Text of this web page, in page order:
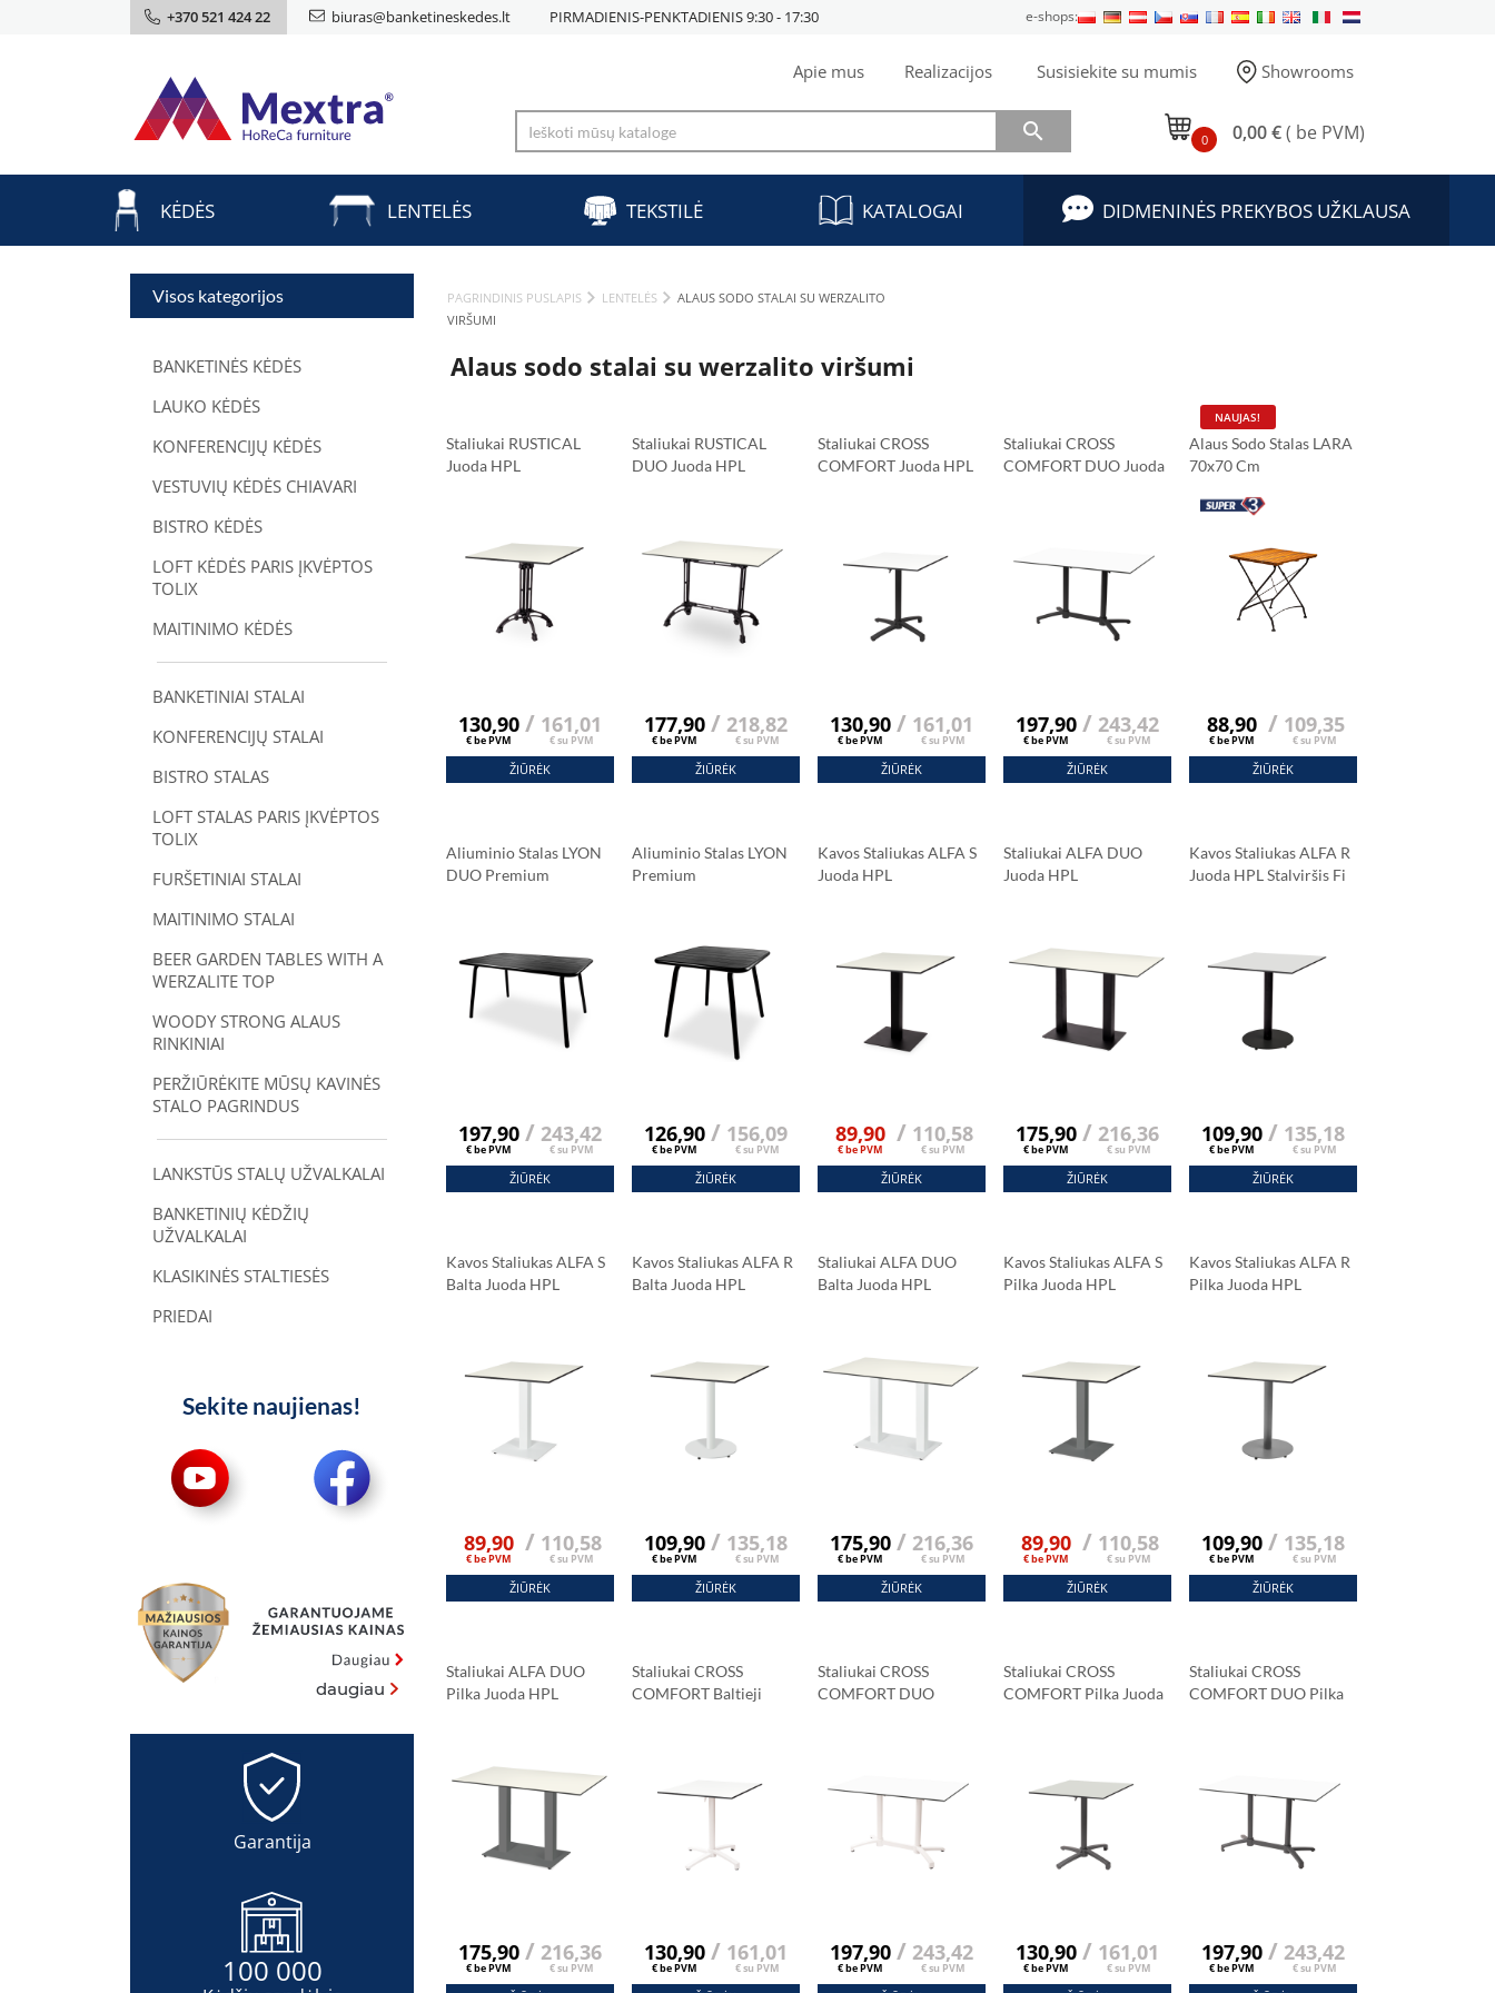
+370 521 424 22 biuras@banketineskedes.lt PIRMADIENIS-PENKTADIENIS 9:30 - 17:30 e-shops:
Apie mus Realizacijos Susisiekite su mumis Showrooms
 0 0,00 €( be PVM)
KĖDĖS LENTELĖS TEKSTILĖ KATALOGAI DIDMENINĖS PREKYBOS UŽKLAUSA
Visos kategorijos
BANKETINĖS KĖDĖS
LAUKO KĖDĖS
KONFERENCIJŲ KĖDĖS
VESTUVIŲ KĖDĖS CHIAVARI
BISTRO KĖDĖS
LOFT KĖDĖS PARIS ĮKVĖPTOS
TOLIX
MAITINIMO KĖDĖS
BANKETINIAI STALAI
KONFERENCIJŲ STALAI
BISTRO STALAS
LOFT STALAS PARIS ĮKVĖPTOS
TOLIX
FURŠETINIAI STALAI
MAITINIMO STALAI
BEER GARDEN TABLES WITH A
WERZALITE TOP
WOODY STRONG ALAUS
RINKINIAI
PERŽIŪRĖKITE MŪSŲ KAVINĖS
STALO PAGRINDUS
LANKSTŪS STALŲ UŽVALKALAI
BANKETINIŲ KĖDŽIŲ
UŽVALKALAI
KLASIKINĖS STALTIESĖS
PRIEDAI
Sekite naujienas!
daugiau
Garantija
100 000
PAGRINDINIS PUSLAPIS LENTELĖS
ALAUS SODO STALAI SU WERZALITO
VIRŠUMI
Alaus sodo stalai su werzalito viršumi
Staliukai RUSTICAL
Juoda HPL
130,90
€ be PVM
/ 161,01
€ su PVM
ŽIŪRĖK
Staliukai RUSTICAL
DUO Juoda HPL
177,90
€ be PVM
/ 218,82
€ su PVM
ŽIŪRĖK
Staliukai CROSS
COMFORT Juoda HPL
130,90
€ be PVM
/ 161,01
€ su PVM
ŽIŪRĖK
Staliukai CROSS
COMFORT DUO Juoda
197,90
€ be PVM
/ 243,42
€ su PVM
ŽIŪRĖK
Alaus Sodo Stalas LARA
70x70 Cm
NAUJAS!
88,90
€ be PVM
/ 109,35
€ su PVM
ŽIŪRĖK
Aliuminio Stalas LYON
DUO Premium
197,90
€ be PVM
/ 243,42
€ su PVM
ŽIŪRĖK
Aliuminio Stalas LYON
Premium
126,90
€ be PVM
/ 156,09
€ su PVM
ŽIŪRĖK
Kavos Staliukas ALFA S
Juoda HPL
89,90
€ be PVM
/ 110,58
€ su PVM
ŽIŪRĖK
Staliukai ALFA DUO
Juoda HPL
175,90
€ be PVM
/ 216,36
€ su PVM
ŽIŪRĖK
Kavos Staliukas ALFA R
Juoda HPL Stalviršis Fi
109,90
€ be PVM
/ 135,18
€ su PVM
ŽIŪRĖK
Kavos Staliukas ALFA S
Balta Juoda HPL
89,90
€ be PVM
/ 110,58
€ su PVM
ŽIŪRĖK
Kavos Staliukas ALFA R
Balta Juoda HPL
109,90
€ be PVM
/ 135,18
€ su PVM
ŽIŪRĖK
Staliukai ALFA DUO
Balta Juoda HPL
175,90
€ be PVM
/ 216,36
€ su PVM
ŽIŪRĖK
Kavos Staliukas ALFA S
Pilka Juoda HPL
89,90
€ be PVM
/ 110,58
€ su PVM
ŽIŪRĖK
Kavos Staliukas ALFA R
Pilka Juoda HPL
109,90
€ be PVM
/ 135,18
€ su PVM
ŽIŪRĖK
Staliukai ALFA DUO
Pilka Juoda HPL
175,90
€ be PVM
/ 216,36
€ su PVM
Staliukai CROSS
COMFORT Baltieji
130,90
€ be PVM
/ 161,01
€ su PVM
Staliukai CROSS
COMFORT DUO
197,90
€ be PVM
/ 243,42
€ su PVM
Staliukai CROSS
COMFORT Pilka Juoda
130,90
€ be PVM
/ 161,01
€ su PVM
Staliukai CROSS
COMFORT DUO Pilka
197,90
€ be PVM
/ 243,42
€ su PVM